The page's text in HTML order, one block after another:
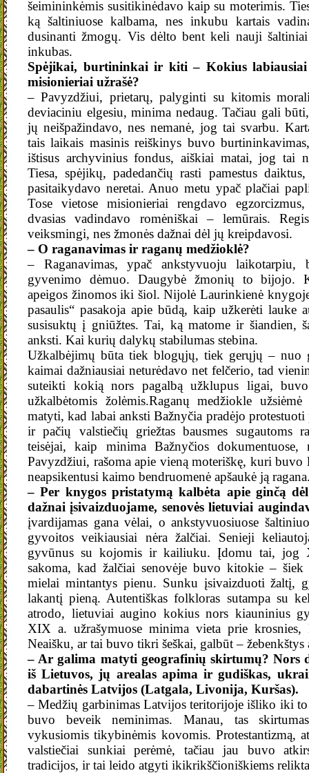
šeimininkėmis susitikinėdavo kaip su moterimis.
ką šaltiniuose kalbama, nes inkubu kartais
dusinanti žmogų. Vis dėlto bent keli nauji
inkubas.
Spėjikai, burtininkai ir kiti– Kokius
misionieriai užrašė?
– Pavyzdžiui, prietarų, palyginti su kitomis
deviaciniu elgesiu, minima nedaug. Tačiau gali
jų neišpažindavo, nes nemanė, jog tai svarbu.
tais laikais masinis reiškinys buvo
ištisus archyvinius fondus, aiškiai matai, jog tai
Tiesa, spėjikų, padedančių rasti pamestus
pasitaikydavo neretai. Anuo metu ypač plačiai
Tose vietose misionieriai rengdavo
dvasias vadindavo romėniškai – lemūrais.
veiksmingi, nes žmonės dažnai dėl jų kreipdavosi.
– O raganavimas ir raganų medžioklė?
– Raganavimas, ypač ankstyvuoju laikotarpiu,
gyvenimo dėmuo. Daugybė žmonių to bijojo.
apeigos žinomos iki šiol. Nijolė Laurinkienė
pasaulis“ pasakoja apie būdą, kaip užkerėti lauke
susisuktų į gniūžtes. Tai, ką matome ir šiandien,
anksti. Kai kurių dalykų stabilumas stebina.
Užkalbėjimų būta tiek blogųjų, tiek gerųjų – nuo
kaimai dažniausiai neturėdavo net felčerio, tad
suteikti kokią nors pagalbą užklupus ligai,
užkalbėtomis žolėmis.Raganų medžiokle
matyti, kad labai anksti Bažnyčia pradėjo
ir pačių valstiečių griežtas bausmes sugautoms
teisėjai, kaip minima Bažnyčios
Pavyzdžiui, rašoma apie vieną moteriškę, kuri buvo
neapsikentusi kaimo bendruomenė apšaukė ją
– Per knygos pristatymą kalbėta apie ginčą
dažnai įsivaizduojame, senovės lietuviai
įvardijamas gana vėlai, o ankstyvuosiuose
gyvoitos veikiausiai nėra žalčiai. Senieji
gyvūnus su kojomis ir kailiuku. Įdomu tai, jog
sakoma, kad žalčiai senovėje buvo kitokie –
mielai mintantys pienu. Sunku įsivaizduoti žaltį,
lakantį pieną. Autentiškas folkloras sutampa su
atrodo, lietuviai augino kokius nors kiauninius
XIX a. užrašymuose minima vieta prie krosnies,
Neaišku, ar tai buvo tikri šeškai, galbūt – žebenkštys
– Ar galima matyti geografinių skirtumų? Nors
iš Lietuvos, jų arealas apima ir gudiškas,
dabartinės Latvijos (Latgala, Livonija, Kuršas).
– Medžių garbinimas Latvijos teritorijoje išliko iki
buvo beveik neminimas. Manau, tas
vykusiomis tikybinėmis kovomis. Protestantizmą,
valstiečiai sunkiai perėmė, tačiau jau buvo
tradicijos, ir tai leido atgyti ikikrikščioniškiems